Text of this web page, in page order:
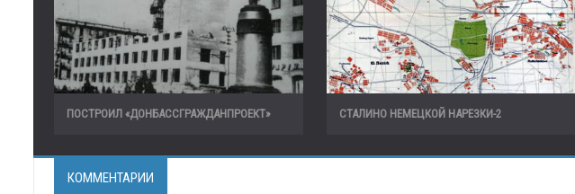
ПОСТРОИЛ «ДОНБАССГРАЖДАНПРОЕКТ» СТАЛИНО НЕМЕЦКОЙ НАРЕЗКИ-2
КОММЕНТАРИИ